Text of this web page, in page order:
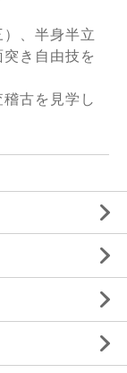
）、半身半立
き自由技を
古を見学し